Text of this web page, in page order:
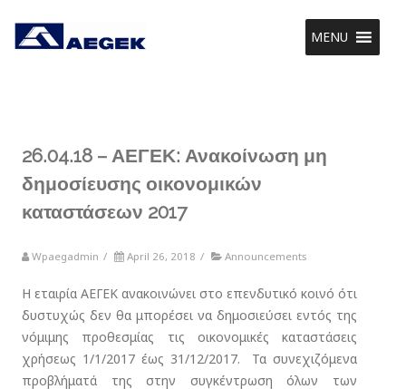
MENU
26.04.18 – ΑΕΓΕΚ: Ανακοίνωση μη
δημοσίευσης οικονομικών
καταστάσεων 2017
Wpaegadmin / April 26, 2018 / Announcements
Η εταιρία ΑΕΓΕΚ ανακοινώνει στο επενδυτικό κοινό ότι
δυστυχώς δεν θα μπορέσει να δημοσιεύσει εντός της
νόμιμης προθεσμίας τις οικονομικές καταστάσεις
χρήσεως 1/1/2017 έως 31/12/2017. Τα συνεχιζόμενα
προβλήματά της στην συγκέντρωση όλων των